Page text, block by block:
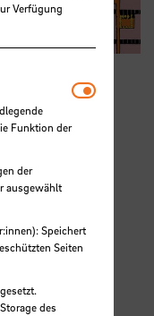
Verfügung
Funktion der
der
ausgewählt
Speichert
Seiten
des